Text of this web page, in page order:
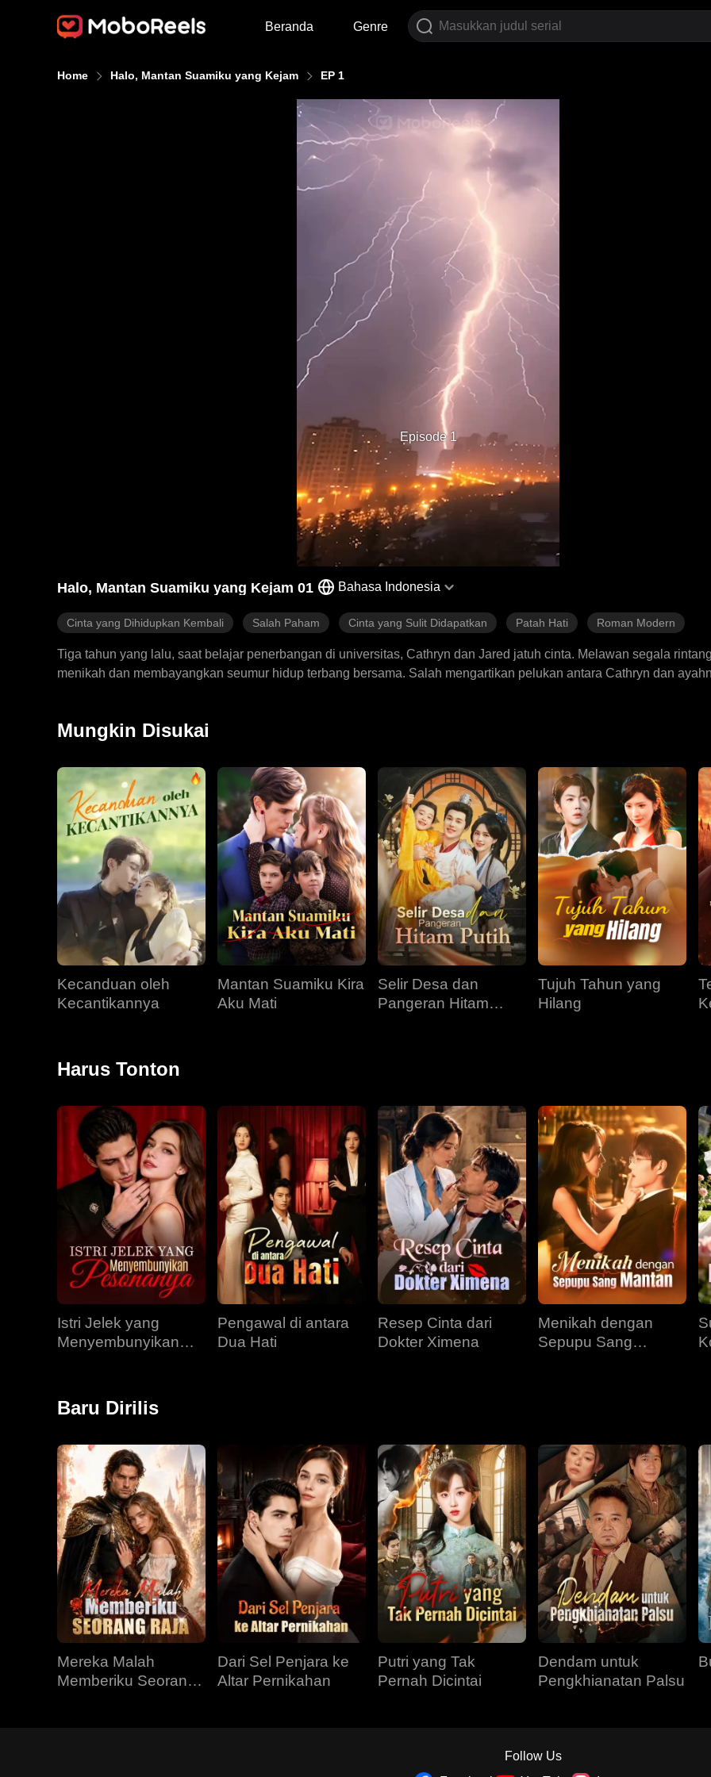
Beranda Genre
Home Halo, Mantan Suamiku yang Kejam EP 1
Episode 1
Halo, Mantan Suamiku yang Kejam 01 Bahasa Indonesia
Cinta yang Dihidupkan Kembali Salah Paham Cinta yang Sulit Didapatkan Patah Hati Roman Modern
Tiga tahun yang lalu, saat belajar penerbangan di universitas, Cathryn dan Jared jatuh cinta. Melawan segala
menikah dan membayangkan seumur hidup terbang bersama. Salah mengartikan pelukan antara Cathryn dan
Mungkin Disukai
Kecanduan oleh
Kecantikannya
Mantan Suamiku Kira
Aku Mati
Selir Desa dan
Pangeran Hitam
Tujuh Tahun yang
Hilang
Harus Tonton
Istri Jelek yang
Menyembunyikan
Pengawal di antara
Dua Hati
Resep Cinta dari
Dokter Ximena
Menikah dengan
Sepupu Sang
Baru Dirilis
Mereka Malah
Memberiku Seorang
Dari Sel Penjara ke
Altar Pernikahan
Putri yang Tak
Pernah Dicintai
Dendam untuk
Pengkhianatan Palsu
Follow Us